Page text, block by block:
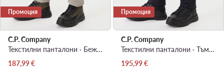
Промоция
C.P. Company
Текстилни панталони · Бежов · Regular Fit
Актуална цена
187,99€
Промоция
C.P. Company
Текстилни панталони · Тъмносин · Regular Fit
Актуална цена
195,99€